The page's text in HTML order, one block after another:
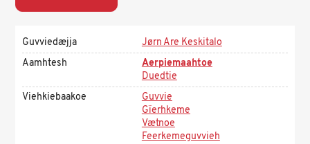
Guvviedæjja
Jørn Are Keskitalo
Aamhtesh
Aerpiemaahtoe
Duedtie
Viehkiebaakoe
Guvvie
Gïerhkeme
Vætnoe
Feerkemeguvvieh